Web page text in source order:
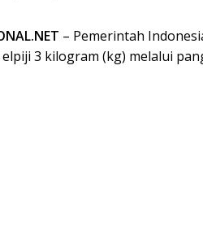
– Pemerintah
3 kilogram (kg) melalui